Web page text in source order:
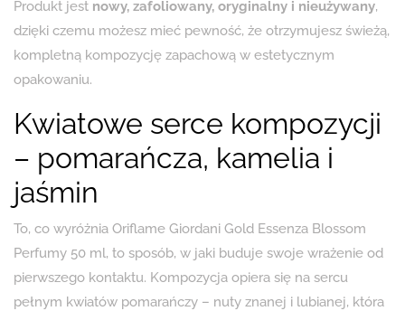
Produkt jest nowy, zafoliowany, oryginalny i nieużywany,
dzięki czemu możesz mieć pewność, że otrzymujesz świeżą,
kompletną kompozycję zapachową w estetycznym
opakowaniu.
Kwiatowe serce kompozycji
– pomarańcza, kamelia i
jaśmin
To, co wyróżnia Oriflame Giordani Gold Essenza Blossom
Perfumy 50 ml, to sposób, w jaki buduje swoje wrażenie od
pierwszego kontaktu. Kompozycja opiera się na sercu
pełnym kwiatów pomarańczy – nuty znanej i lubianej, która